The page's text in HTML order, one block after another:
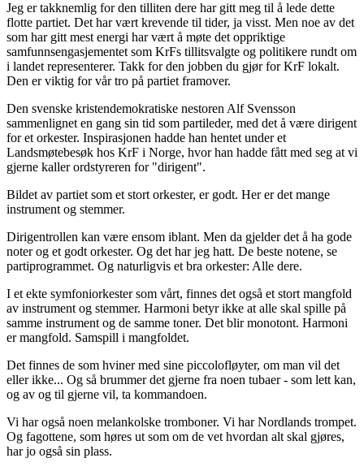
Jeg er takknemlig for den tilliten dere har gitt meg til å lede dette
flotte partiet. Det har vært krevende til tider, ja visst. Men noe av det
som har gitt mest energi har vært å møte det oppriktige
samfunnsengasjementet som KrFs tillitsvalgte og politikere rundt om
i landet representerer. Takk for den jobben du gjør for KrF lokalt.
Den er viktig for vår tro på partiet framover.
Den svenske kristendemokratiske nestoren Alf Svensson
sammenlignet en gang sin tid som partileder, med det å være dirigent
for et orkester. Inspirasjonen hadde han hentet under et
Landsmøtebesøk hos KrF i Norge, hvor han hadde fått med seg at vi
gjerne kaller ordstyreren for "dirigent".
Bildet av partiet som et stort orkester, er godt. Her er det mange
instrument og stemmer.
Dirigentrollen kan være ensom iblant. Men da gjelder det å ha gode
noter og et godt orkester. Og det har jeg hatt. De beste notene, se
partiprogrammet. Og naturligvis et bra orkester: Alle dere.
I et ekte symfoniorkester som vårt, finnes det også et stort mangfold
av instrument og stemmer. Harmoni betyr ikke at alle skal spille på
samme instrument og de samme toner. Det blir monotont. Harmoni
er mangfold. Samspill i mangfoldet.
Det finnes de som hviner med sine piccolofløyter, om man vil det
eller ikke... Og så brummer det gjerne fra noen tubaer - som lett kan,
og av og til gjerne vil, ta kommandoen.
Vi har også noen melankolske tromboner. Vi har Nordlands trompet.
Og fagottene, som høres ut som om de vet hvordan alt skal gjøres,
har jo også sin plass.